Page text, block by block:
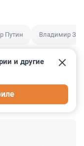
Путин Владимир
и другие